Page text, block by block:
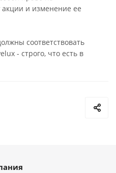
и изменение ее
соответствовать
- строго, что есть в